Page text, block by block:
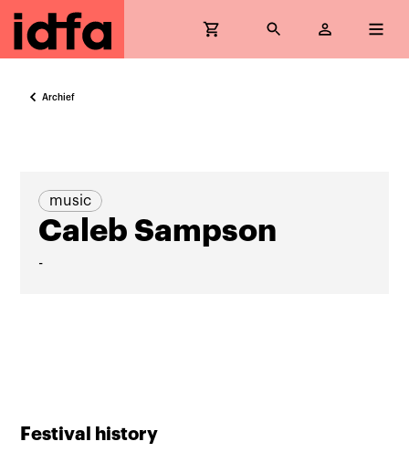
Archief
music
Caleb Sampson
-
Festival history